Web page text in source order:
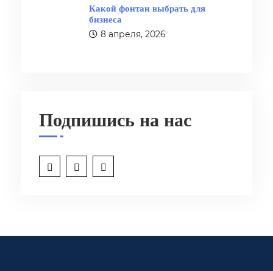
Какой фонтан выбрать для
бизнеса
8 апреля, 2026
Подпишись на нас